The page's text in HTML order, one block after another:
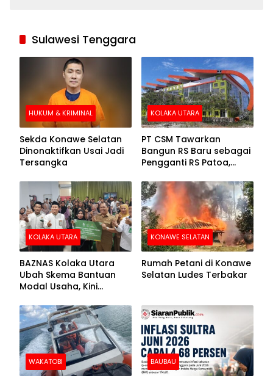
Sulawesi Tenggara
HUKUM & KRIMINAL
Sekda Konawe Selatan
Dinonaktifkan Usai Jadi
Tersangka
KOLAKA UTARA
PT CSM Tawarkan
Bangun RS Baru sebagai
Pengganti RS Patoa,
Kolut
KOLAKA UTARA
BAZNAS Kolaka Utara
Ubah Skema Bantuan
Modal Usaha, Kini
Barang Senilai Rp419,5
Juta
KONAWE SELATAN
Rumah Petani di Konawe
Selatan Ludes Terbakar
WAKATOBI BAUBAU